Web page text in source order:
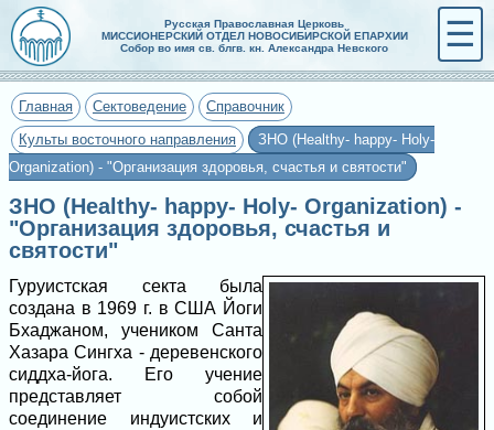
Русская Православная Церковь
МИССИОНЕРСКИЙ ОТДЕЛ НОВОСИБИРСКОЙ ЕПАРХИИ
Собор во имя св. блгв. кн. Александра Невского
☰
Главная Сектоведение
Справочник
Культы восточного направления
ЗНО (Healthy- happy- Holy-
Organization) - "Организация здоровья, счастья и святости"
ЗНО (Healthy- happy- Holy- Organization) -
"Организация здоровья, счастья и
святости"
Гуруистская секта была
создана в 1969 г. в США Йоги
Бхаджаном, учеником Санта
Хазара Сингха - деревенского
сиддха-йога. Его учение
представляет собой
соединение индуистских и